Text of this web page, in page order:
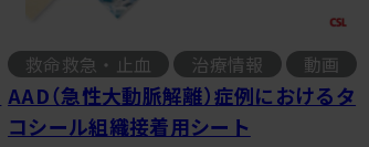
救命救急・止血 治療情報
, 動画
AAD（急性大動脈解離）症例におけるタ
コシール組織接着用シート